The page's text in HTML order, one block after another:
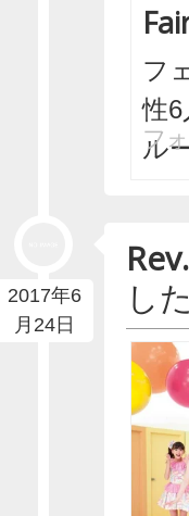
フ
性
ル
フ
2017年6
月24日
した